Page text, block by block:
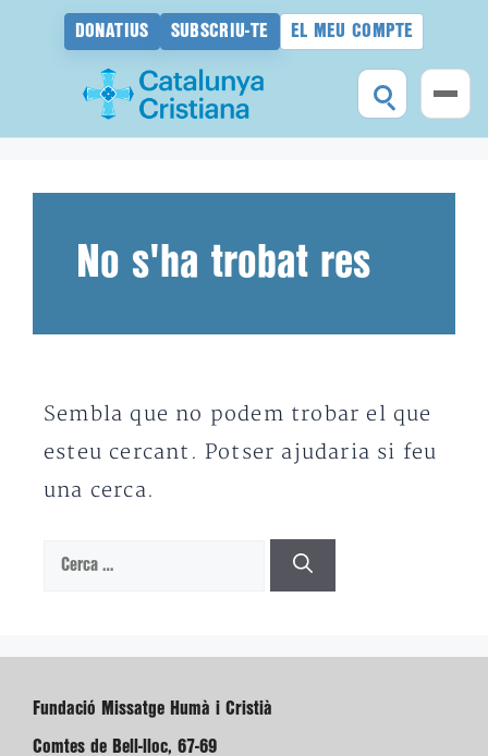
DONATIUS SUBSCRIU-TE EL MEU COMPTE
No s'ha trobat res
Sembla que no podem trobar el que
esteu cercant. Potser ajudaria si feu
una cerca.
Cerca:
Fundació Missatge Humà i Cristià
Comtes de Bell-lloc, 67-69